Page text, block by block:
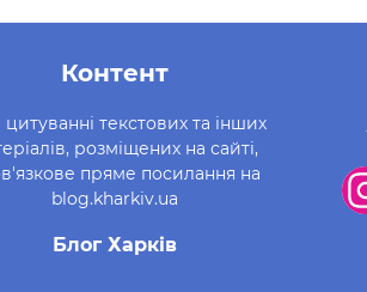
Контент
текстових та інших
розміщених на сайті,
пряме посилання на
blog.kharkiv.ua
Блог Харків